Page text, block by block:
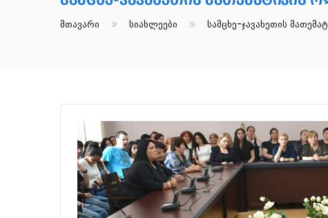
Მთავარი Სიახლეები Სამცხე-Ჯავახეთის